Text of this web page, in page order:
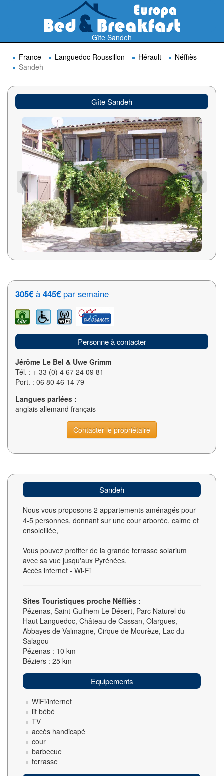
Gîte Sandeh
France
Languedoc Roussillon Hérault
Néffiès
Sandeh
Gîte Sandeh
305€ à 445€ par semaine
Personne à contacter
Jérôme Le Bel & Uwe Grimm
Tél. : + 33 (0) 4 67 24 09 81
Port. : 06 80 46 14 79
Langues parlées :
anglais allemand français
Contacter le propriétaire
Sandeh
Nous vous proposons 2 appartements aménagés pour
4-5 personnes, donnant sur une cour arborée, calme et
ensoleillée,
Vous pouvez profiter de la grande terrasse solarium
avec sa vue jusqu'aux Pyrénées.
Accès internet - Wi-Fi
Sites Touristiques proche Néffiès :
Pézenas, Saint-Guilhem Le Désert, Parc Naturel du
Haut Languedoc, Château de Cassan, Olargues,
Abbayes de Valmagne, Cirque de Mourèze, Lac du
Salagou
Pézenas : 10 km
Béziers : 25 km
Equipements
WiFi/internet
lit bébé
TV
accès handicapé
cour
barbecue
terrasse